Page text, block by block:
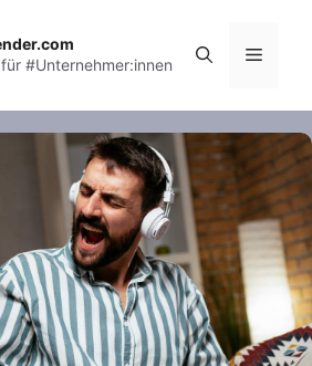
#Unternehmer:innen
Menu